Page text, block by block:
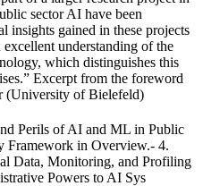
sector AI have been
insights gained in these projects
understanding of the
which distinguishes this
Excerpt from the foreword
(University of Bielefeld)
Perils of AI and ML in Public
Framework in Overview.- 4.
Data, Monitoring, and Profiling
Powers to AI Sys